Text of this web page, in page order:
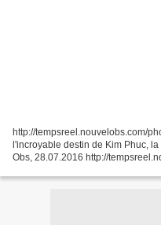
http://tempsreel.nouvelobs.com/
l'incroyable destin de Kim Phuc,
Obs, 28.07.2016 http://